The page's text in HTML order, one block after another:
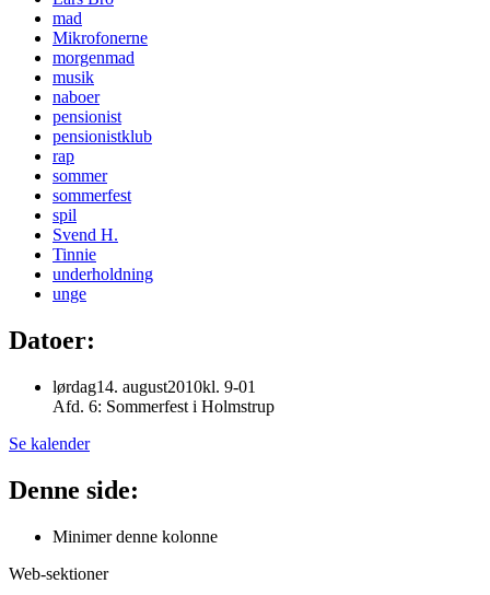
mad
Mikrofonerne
morgenmad
musik
naboer
pensionist
pensionistklub
rap
sommer
sommerfest
spil
Svend H.
Tinnie
underholdning
unge
Datoer:
lørdag14. august2010kl. 9-01
Afd. 6: Sommerfest i Holmstrup
Se kalender
Denne side:
Minimer denne kolonne
Web-sektioner